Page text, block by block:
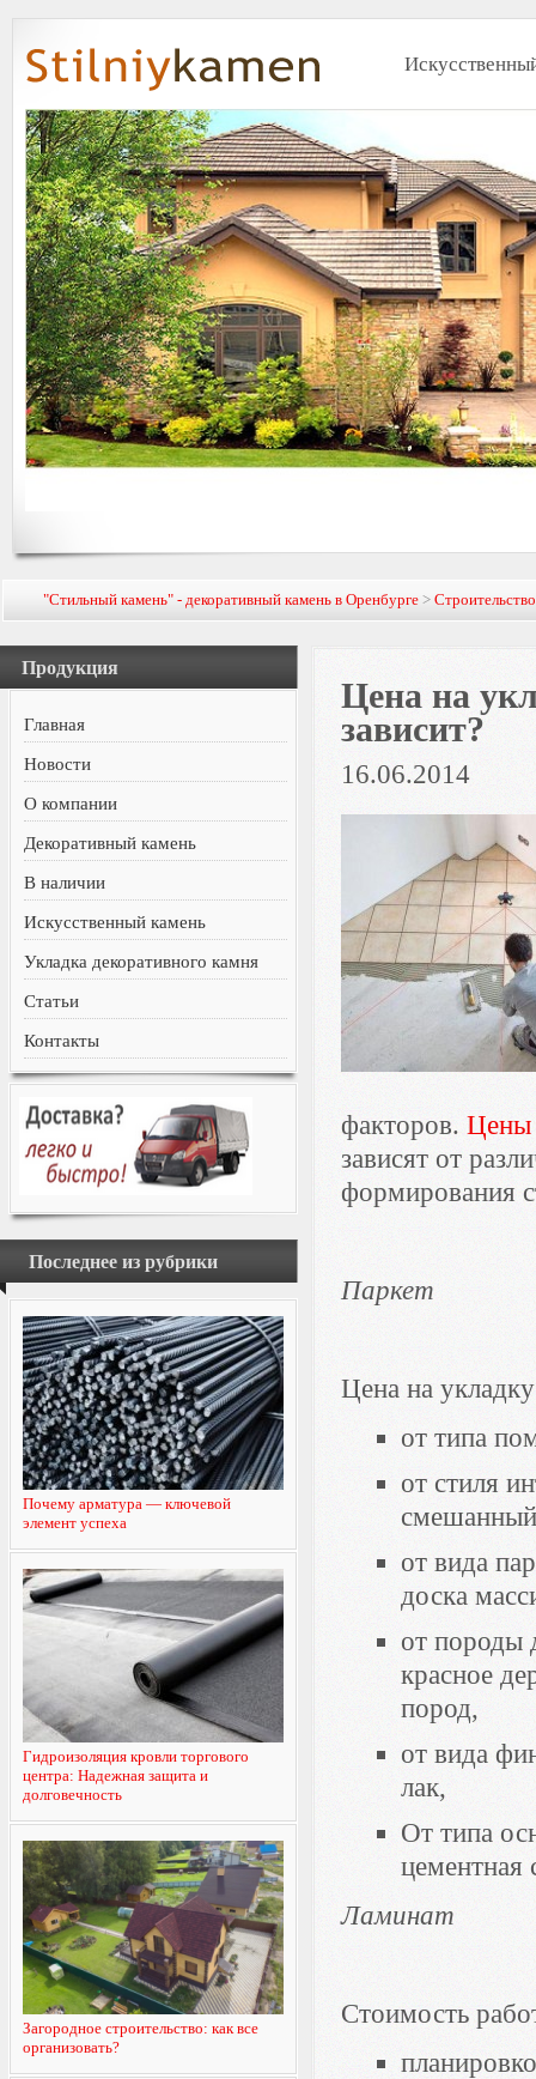
"Стильный камень" - декоративный камень в Оренбурге >Строительство
Продукция
Главная
Новости
О компании
Декоративный камень
В наличии
Искусственный камень
Укладка декоративного камня
Статьи
Контакты
Последнее из рубрики
Почему арматура — ключевой
элемент успеха
Гидроизоляция кровли торгового
центра: Надежная защита и
долговечность
Загородное строительство: как все
организовать?
Цена на
зависит?
16.06.2014
факторов.Цены
зависят от
формирования
Паркет
Цена на
от типа
от стиля
от вида
доска
от породы
красное
пород,
от вида
лак,
От типа
цементная
Ламинат
Стоимость